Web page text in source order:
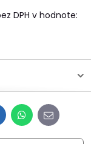
DPH v hodnote:
WhatsApp
E-
mail